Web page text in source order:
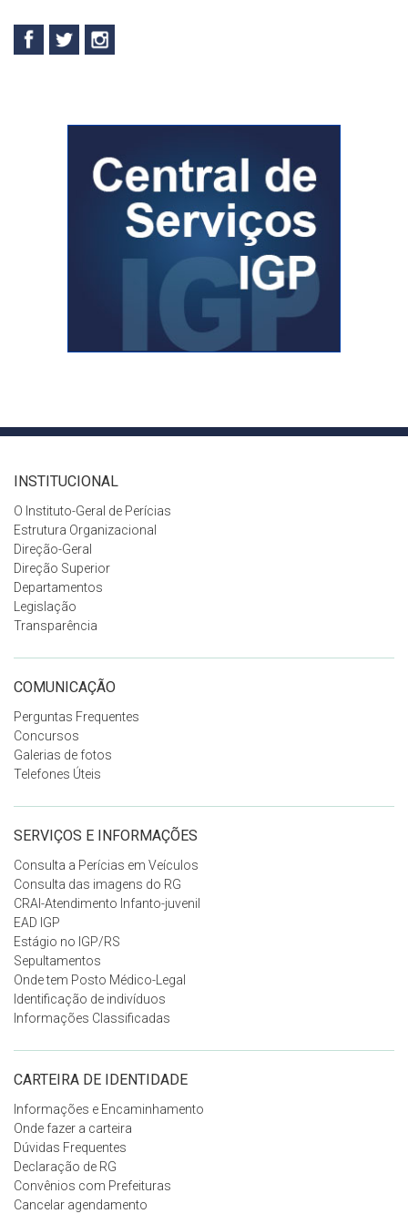
INSTITUCIONAL
O Instituto-Geral de Perícias
Estrutura Organizacional
Direção-Geral
Direção Superior
Departamentos
Legislação
Transparência
COMUNICAÇÃO
Perguntas Frequentes
Concursos
Galerias de fotos
Telefones Úteis
SERVIÇOS E INFORMAÇÕES
Consulta a Perícias em Veículos
Consulta das imagens do RG
CRAI-Atendimento Infanto-juvenil
EAD IGP
Estágio no IGP/RS
Sepultamentos
Onde tem Posto Médico-Legal
Identificação de indivíduos
Informações Classificadas
CARTEIRA DE IDENTIDADE
Informações e Encaminhamento
Onde fazer a carteira
Dúvidas Frequentes
Declaração de RG
Convênios com Prefeituras
Cancelar agendamento